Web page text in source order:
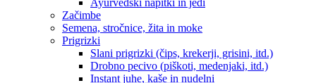
Ayurvedski napitki in jedi
Začimbe
Semena, stročnice, žita in moke
Prigrizki
Slani prigrizki (čips, krekerji, grisini, itd.)
Drobno pecivo (piškoti, medenjaki, itd.)
Instant juhe, kaše in nudelni